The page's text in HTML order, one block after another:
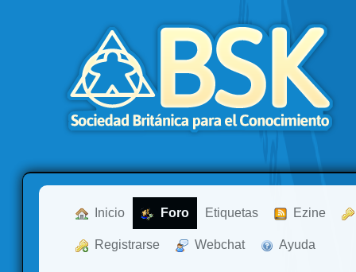
Inicio Foro Etiquetas Ezine
Registrarse Webchat Ayuda